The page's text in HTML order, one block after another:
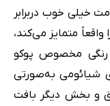
خیلی خوب دربرابر
متمایز می‌کند،
رنگی مخصوص پوکو
شیائومی به‌صورتی
و بخش دیگر بافت